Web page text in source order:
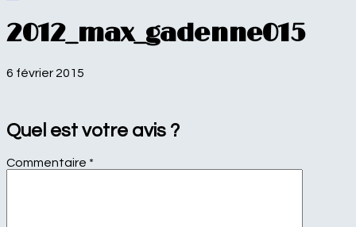
2012_max_gadenne015
6 février 2015
Quel est votre avis ?
Commentaire *